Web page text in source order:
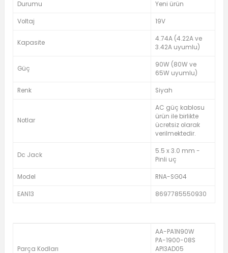
Durumu Yeni ürün
Voltaj 19V
Kapasite
4.74A (4.22A ve
3.42A uyumlu)
Güç
90W (80W ve
65W uyumlu)
Renk Siyah
Notlar
AC güç kablosu
ürün ile birlikte
ücretsiz olarak
verilmektedir.
Dc Jack
5.5 x 3.0 mm -
Pinli uç
Model RNA-SG04
EAN13 8697785550930
Parça Kodları
AA-PA1N90W
PA-1900-08S
API3AD05